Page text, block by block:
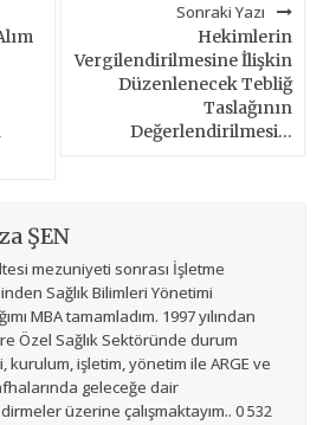
Sonraki Yazı
Hekimlerin
Vergilendirilmesine İlişkin
Düzenlenecek Tebliğ
Taslağının
Değerlendirilmesi…
ŞEN
mezuniyeti sonrası İşletme
Sağlık Bilimleri Yönetimi
MBA tamamladım. 1997 yılından
Özel Sağlık Sektöründe durum
kurulum, işletim, yönetim ile ARGE ve
geleceğe dair
üzerine çalışmaktayım.. 0 532